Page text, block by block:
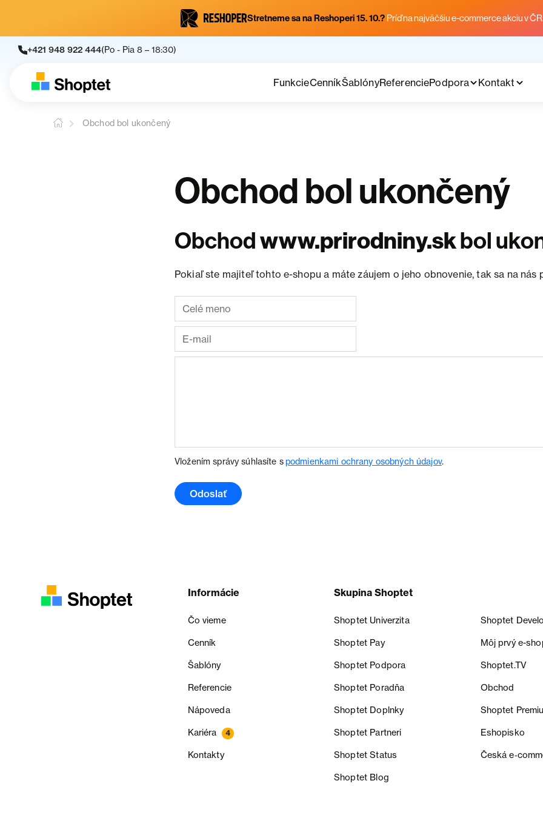
Stretneme sa na Reshoperi 15. 10.? Príď na najväčšiu e-commerce akciu v ČR.
+421 948 922 444(Po - Pia 8 – 18:30)
FunkcieCenníkŠablónyReferenciePodpora Kontakt
Obchod bol ukončený
Obchod bol ukončený
Obchodwww.prirodniny.skbol
Pokiaľ ste majiteľ tohto e-shopu a máte záujem o jeho obnovenie, tak sa na nás
Vložením správy súhlasíte spodmienkami ochrany osobných údajov.
Odoslať
Informácie
Čo vieme
Cenník
Šablóny
Referencie
Nápoveda
Kariéra 4
Kontakty
Skupina Shoptet
Shoptet Univerzita Shoptet
Shoptet Pay Môj prvý e-
Shoptet Podpora Shoptet.TV
Shoptet Poradňa Obchod
Shoptet Doplnky Shoptet
Shoptet Partneri Eshopisko
Shoptet Status Česká
Shoptet Blog